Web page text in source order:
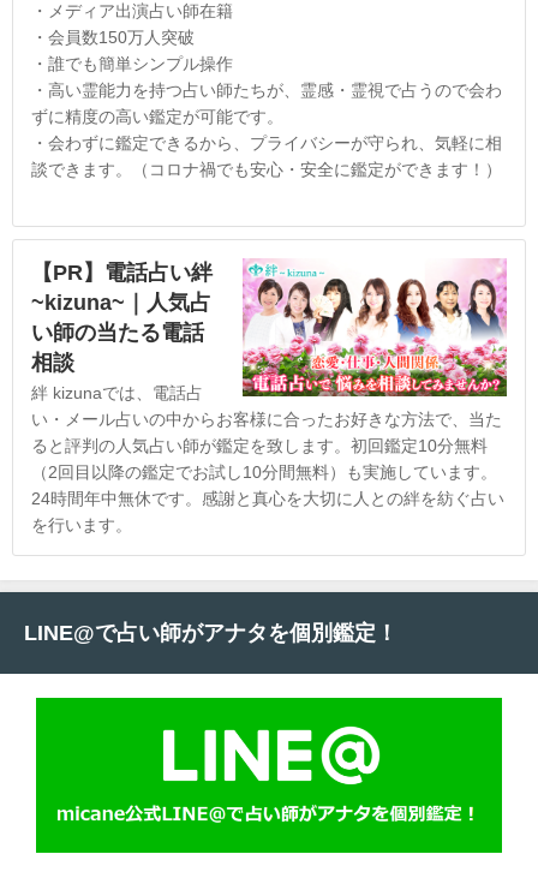
・メディア出演占い師在籍
・会員数150万人突破
・誰でも簡単シンプル操作
・高い霊能力を持つ占い師たちが、霊感・霊視で占うので会わ
ずに精度の高い鑑定が可能です。
・会わずに鑑定できるから、プライバシーが守られ、気軽に相
談できます。（コロナ禍でも安心・安全に鑑定ができます！）
【PR】電話占い絆
~kizuna~｜人気占
い師の当たる電話
相談
絆 kizunaでは、電話占
い・メール占いの中からお客様に合ったお好きな方法で、当た
ると評判の人気占い師が鑑定を致します。初回鑑定10分無料
（2回目以降の鑑定でお試し10分間無料）も実施しています。
24時間年中無休です。感謝と真心を大切に人との絆を紡ぐ占い
を行います。
LINE@で占い師がアナタを個別鑑定！